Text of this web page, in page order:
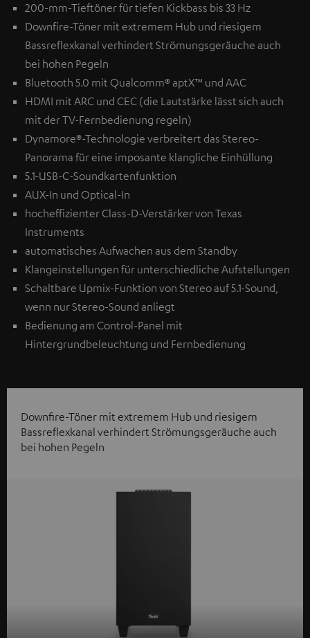
200-mm-Tieftöner für tiefen Kickbass bis 33 Hz
Downfire-Töner mit extremem Hub und riesigem
Bassreflexkanal verhindert Strömungsgeräuche auch
bei hohen Pegeln
Bluetooth 5.0 mit Qualcomm® aptX™ und AAC
HDMI mit ARC und CEC (die Lautstärke lässt sich auch
mit der TV-Fernbedienung regeln)
Dynamore®-Technologie verbreitert das Stereo-
Panorama für eine imposante klangliche Einhüllung
5.1-USB-C-Soundkartenfunktion
AUX-In und Optical-In
hocheffizienter Class-D-Verstärker von Texas
Instruments
automatisches Aufwachen aus dem Standby
Klangeinstellungen für unterschiedliche Aufstellungen
Schaltbare Upmix-Funktion von Stereo auf 5.1-Sound,
wenn nur Stereo-Sound anliegt
Bedienung am Control-Panel mit
Hintergrundbeleuchtung und Fernbedienung
Downfire-Töner mit extremem Hub und riesigem
Bassreflexkanal verhindert Strömungsgeräuche auch
bei hohen Pegeln